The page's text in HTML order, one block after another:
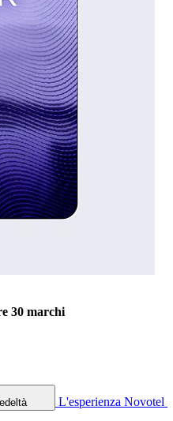
30 marchi
L'esperienza Novotel